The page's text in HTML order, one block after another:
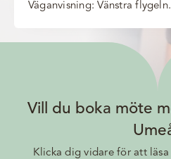
Väganvisning: Vänstra flygeln.
Vill du boka möte
Klicka dig vidare för att